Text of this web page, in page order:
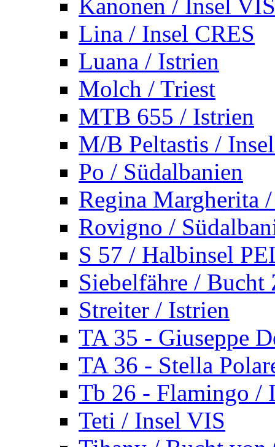
Kanonen / Insel VIS
Lina / Insel CRES
Luana / Istrien
Molch / Triest
MTB 655 / Istrien
M/B Peltastis /
Po / Südalbanien
Regina Margherita
Rovigno /
S 57 / Halbinsel
Siebelfähre / Bucht
Streiter / Istrien
TA 35 - Giuseppe
TA 36 - Stella
Tb 26 - Flamingo /
Teti / Insel VIS